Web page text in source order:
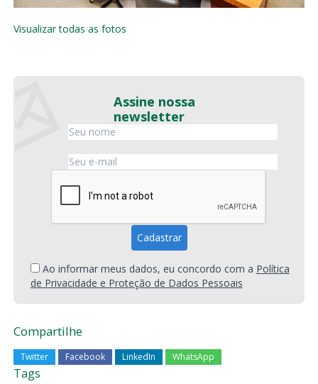
Visualizar todas as fotos
Assine nossa
newsletter
Ao informar meus dados, eu concordo com a Política
de Privacidade e Proteção de Dados Pessoais
Compartilhe
Twitter Facebook LinkedIn WhatsApp
Tags